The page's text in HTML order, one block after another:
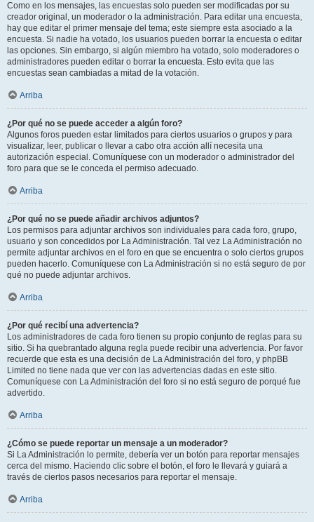
Como en los mensajes, las encuestas solo pueden ser modificadas por su
creador original, un moderador o la administración. Para editar una encuesta,
hay que editar el primer mensaje del tema; este siempre esta asociado a la
encuesta. Si nadie ha votado, los usuarios pueden borrar la encuesta o editar
las opciones. Sin embargo, si algún miembro ha votado, solo moderadores o
administradores pueden editar o borrar la encuesta. Esto evita que las
encuestas sean cambiadas a mitad de la votación.
Arriba
¿Por qué no se puede acceder a algún foro?
Algunos foros pueden estar limitados para ciertos usuarios o grupos y para
visualizar, leer, publicar o llevar a cabo otra acción allí necesita una
autorización especial. Comuníquese con un moderador o administrador del
foro para que se le conceda el permiso adecuado.
Arriba
¿Por qué no se puede añadir archivos adjuntos?
Los permisos para adjuntar archivos son individuales para cada foro, grupo,
usuario y son concedidos por La Administración. Tal vez La Administración no
permite adjuntar archivos en el foro en que se encuentra o solo ciertos grupos
pueden hacerlo. Comuníquese con La Administración si no está seguro de por
qué no puede adjuntar archivos.
Arriba
¿Por qué recibí una advertencia?
Los administradores de cada foro tienen su propio conjunto de reglas para su
sitio. Si ha quebrantado alguna regla puede recibir una advertencia. Por favor
recuerde que esta es una decisión de La Administración del foro, y phpBB
Limited no tiene nada que ver con las advertencias dadas en este sitio.
Comuníquese con La Administración del foro si no está seguro de porqué fue
advertido.
Arriba
¿Cómo se puede reportar un mensaje a un moderador?
Si La Administración lo permite, debería ver un botón para reportar mensajes
cerca del mismo. Haciendo clic sobre el botón, el foro le llevará y guiará a
través de ciertos pasos necesarios para reportar el mensaje.
Arriba